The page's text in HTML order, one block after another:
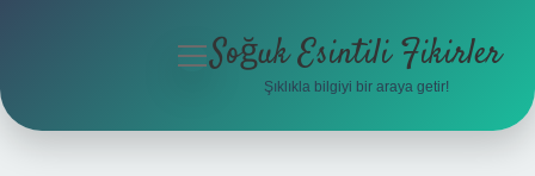
menüyü
Soğuk Esintili Fikirler
Şıklıkla bilgiyi bir araya getir!